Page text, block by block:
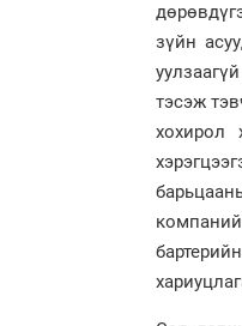
зүйн
тэсэж
хохирол